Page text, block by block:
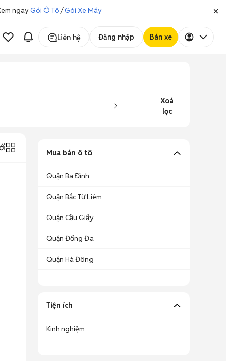
ngayGói Ô Tô /Gói Xe Máy
Liên hệ Đăng nhập Bán xe
Xoá
lọc
Mua bán ô tô
Quận Ba Đình
Quận Bắc Từ Liêm
Quận Cầu Giấy
Quận Đống Đa
Quận Hà Đông
Tiện ích
Kinh nghiệm